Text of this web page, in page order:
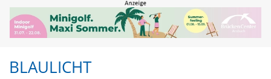
BLAULICHT